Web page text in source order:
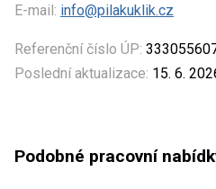
E-mail: info@pilakuklik.cz
Referenční číslo ÚP:
Poslední aktualizace: 15. 6.
Podobné pracovní